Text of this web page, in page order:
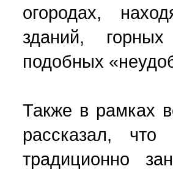
огородах,
зданий,
подобных
Также в рамках
рассказал,
традиционно